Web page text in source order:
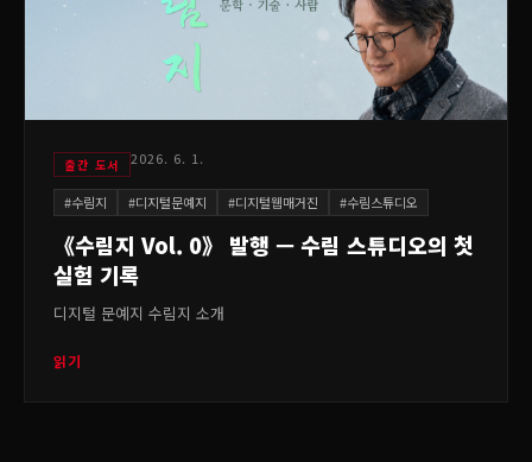
출간 도서 2026. 6. 1.
#수림지 #디지털문예지 #디지털웹매거진 #수림스튜디오
《수림지 Vol. 0》 발행 — 수림 스튜디오의 첫
실험 기록
디지털 문예지 수림지 소개
읽기